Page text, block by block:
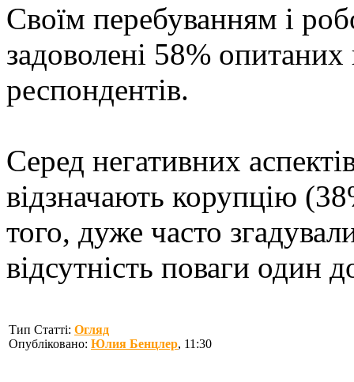
Своїм перебуванням і
задоволені 58%
респондентів.
Серед негативних
відзначають корупцію
того, дуже часто
відсутність поваги один
Тип Статті: Огляд
Опубліковано: Юлия Бенцлер, 11:30